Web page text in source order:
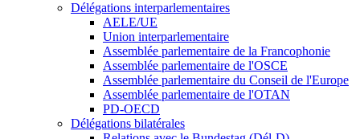
Délégations interparlementaires
AELE/UE
Union interparlementaire
Assemblée parlementaire de la Francophonie
Assemblée parlementaire de l'OSCE
Assemblée parlementaire du Conseil de l'Europe
Assemblée parlementaire de l'OTAN
PD-OECD
Délégations bilatérales